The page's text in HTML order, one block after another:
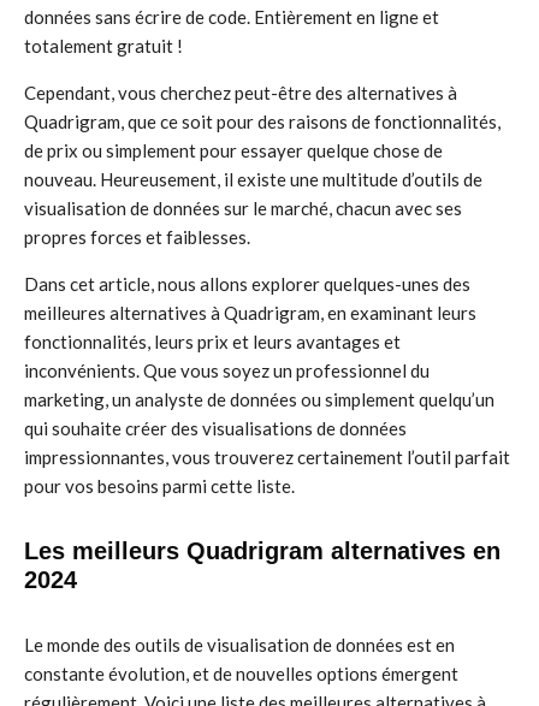
données sans écrire de code. Entièrement en ligne et
totalement gratuit !
Cependant, vous cherchez peut-être des alternatives à
Quadrigram, que ce soit pour des raisons de fonctionnalités,
de prix ou simplement pour essayer quelque chose de
nouveau. Heureusement, il existe une multitude d’outils de
visualisation de données sur le marché, chacun avec ses
propres forces et faiblesses.
Dans cet article, nous allons explorer quelques-unes des
meilleures alternatives à Quadrigram, en examinant leurs
fonctionnalités, leurs prix et leurs avantages et
inconvénients. Que vous soyez un professionnel du
marketing, un analyste de données ou simplement quelqu’un
qui souhaite créer des visualisations de données
impressionnantes, vous trouverez certainement l’outil parfait
pour vos besoins parmi cette liste.
Les meilleurs Quadrigram alternatives en
2024
Le monde des outils de visualisation de données est en
constante évolution, et de nouvelles options émergent